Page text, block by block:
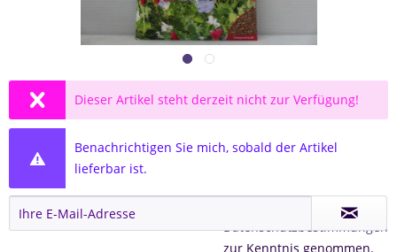
Dieser Artikel steht derzeit nicht zur Verfügung!
Benachrichtigen Sie mich, sobald der Artikel
lieferbar ist.
Datenschutzbestimmungen
zur Kenntnis genommen.